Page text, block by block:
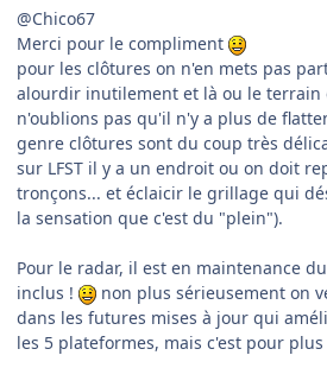
@Chico67
Merci pour le compliment
pour les clôtures on n'en mets pas
alourdir inutilement et là ou le terrain
n'oublions pas qu'il n'y a plus de
genre clôtures sont du coup très
sur LFST il y a un endroit ou on doit
tronçons... et éclaicir le grillage qui
la sensation que c'est du "plein").
Pour le radar, il est en maintenance
inclus !
non plus sérieusement on
dans les futures mises à jour qui
les 5 plateformes, mais c'est pour